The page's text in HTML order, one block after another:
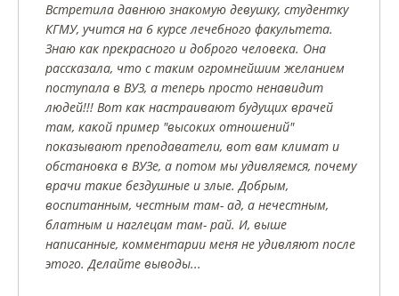
Встретила давнюю знакомую девушку, студентку
КГМУ, учится на 6 курсе лечебного факультета.
Знаю как прекрасного и доброго человека. Она
рассказала, что с таким огромнейшим желанием
поступала в ВУЗ, а теперь просто ненавидит
людей!!! Вот как настраивают будущих врачей
там, какой пример "высоких отношений"
показывают преподаватели, вот вам климат и
обстановка в ВУЗе, а потом мы удивляемся, почему
врачи такие бездушные и злые. Добрым,
воспитанным, честным там- ад, а нечестным,
блатным и наглецам там- рай. И, выше
написанные, комментарии меня не удивляют после
этого. Делайте выводы...